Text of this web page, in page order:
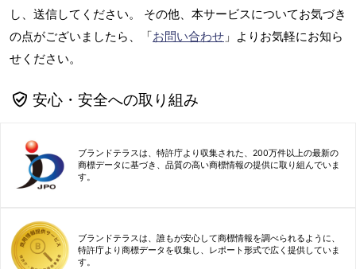
し、送信してください。 その他、本サービスについてお気づき
の点がございましたら、「お問い合わせ 」よりお気軽にお知ら
せください。
安心・安全への取り組み
ブランドテラスは、特許庁より収集された、200万件以上の最新の
商標データに基づき、品質の高い商標情報の提供に取り組んでいま
す。
ブランドテラスは、誰もが安心して商標情報を調べられるように、
特許庁より商標データを収集し、レポート形式で広く提供していま
す。